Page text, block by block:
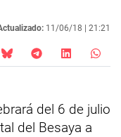
11/06/18 | 21:21
del 6 de julio
del Besaya a